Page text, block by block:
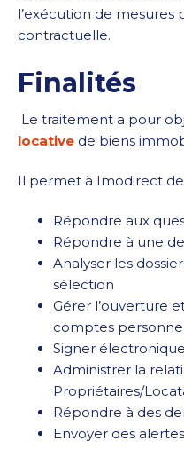
l’exécution de
contractuelle.
Finalités
Le traitement a pour
locative de biens
Il permet à Imodirect de
Répondre aux
Répondre à une
Analyser les
sélection
Gérer l’ouverture
comptes
Signer
Administrer la
Propriétaires/
Répondre à des
Envoyer des